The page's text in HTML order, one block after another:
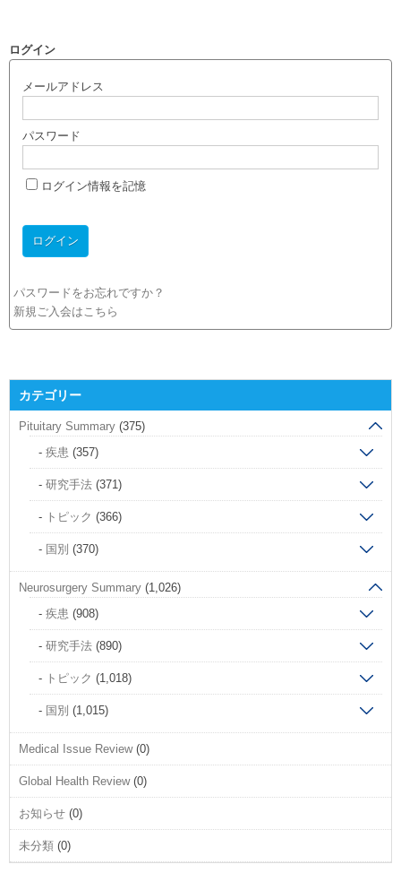
ログイン
メールアドレス
パスワード
ログイン情報を記憶
パスワードをお忘れですか？
新規ご入会はこちら
カテゴリー
Pituitary Summary (375)
疾患 (357)
研究手法 (371)
トピック (366)
国別 (370)
Neurosurgery Summary (1,026)
疾患 (908)
研究手法 (890)
トピック (1,018)
国別 (1,015)
Medical Issue Review(0)
Global Health Review(0)
お知らせ (0)
未分類 (0)